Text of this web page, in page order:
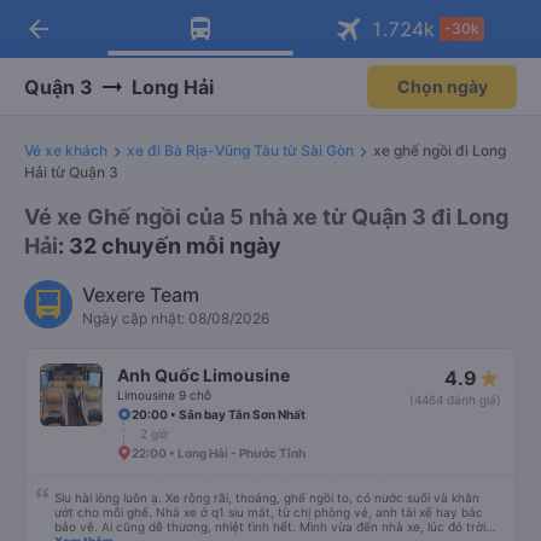
Tải app Vexere ngay!
Nhận ưu đãi thành viên độc
Mở app
Tải app Vexere
-30k/ghế khi đặt vé máy bay qua
Mở app
arrow_back 1.724k -30k
Quận 3 Long Hải Chọn ngày
Vé xe khách xe đi Bà Rịa-Vũng Tàu từ Sài Gòn
xe ghế ngồi đi Long
Hải từ Quận 3
Vé xe Ghế ngồi của 5 nhà xe từ Quận 3 đi Long
Hải: 32 chuyến mỗi ngày
Vexere Team
Ngày cập nhật: 08/08/2026
Anh Quốc Limousine
Limousine 9 chỗ
4.9
(4464 đánh giá)
20:00 • Sân bay Tân Sơn Nhất
2 giờ
22:00 • Long Hải - Phước Tỉnh
Siu hài lòng luôn ạ. Xe rộng rãi, thoáng, ghế ngồi to, có nước suối và khăn
ướt cho mỗi ghế. Nhà xe ở q1 siu mát, từ chị phòng vé, anh tài xế hay bác
bảo vệ. Ai cũng dễ thương, nhiệt tình hết. Mình vừa đến nhà xe, lúc đó trời